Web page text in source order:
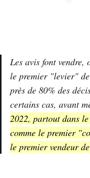
Les avis font vendre,
le premier "levier"
près de 80% des
certains cas, avant
2022, partout dans
comme le premier
le premier vendeur